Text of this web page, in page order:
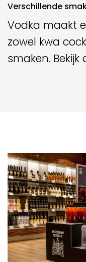
Verschillende
Vodka maakt
zowel kwa
smaken. Bekijk